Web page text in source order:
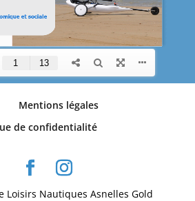
Mentions légales
de confidentialité
Loisirs Nautiques Asnelles Gold